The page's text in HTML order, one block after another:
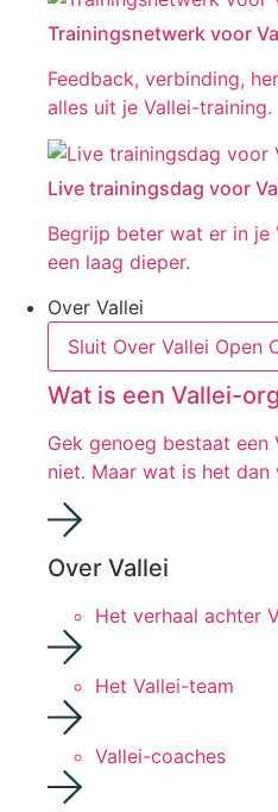
Trainingsnetwerk voor
Feedback, verbinding,
alles uit je Vallei-training.
Live trainingsdag voor
Begrijp beter wat er in
een laag dieper.
Over Vallei
Sluit Over Vallei Open
Wat is een Vallei-
Gek genoeg bestaat
niet. Maar wat is het dan
Over Vallei
Het verhaal achter
Het Vallei-team
Vallei-coaches